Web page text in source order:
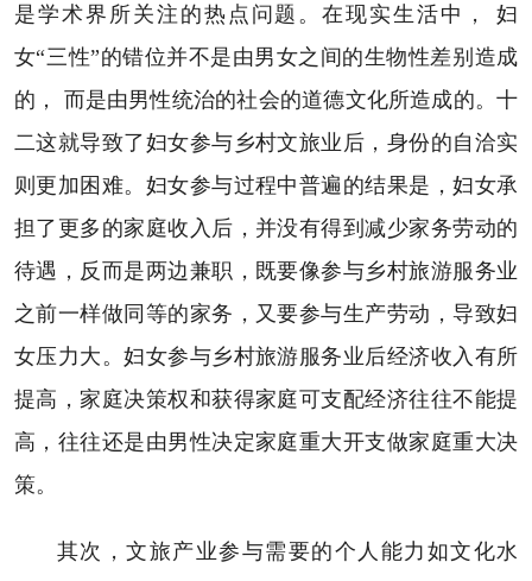
是学术界所关注的热点问题。在现实生活中， 妇
女“三性”的错位并不是由男女之间的生物性差别造成
的， 而是由男性统治的社会的道德文化所造成的。十
二这就导致了妇女参与乡村文旅业后，身份的自洽实
则更加困难。妇女参与过程中普遍的结果是，妇女承
担了更多的家庭收入后，并没有得到减少家务劳动的
待遇，反而是两边兼职，既要像参与乡村旅游服务业
之前一样做同等的家务，又要参与生产劳动，导致妇
女压力大。妇女参与乡村旅游服务业后经济收入有所
提高，家庭决策权和获得家庭可支配经济往往不能提
高，往往还是由男性决定家庭重大开支做家庭重大决
策。
其次，文旅产业参与需要的个人能力如文化水